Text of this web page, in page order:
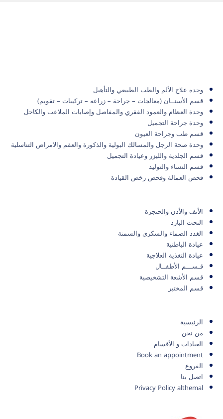
وحده علاج الألم والطب الطبيعي والتأهيل
قسم الأسنــان (معالجات – جراحة – زراعه – تركيبات – تقويم)
وحدة العظام والعمود الفقري والمفاصل وإصابات الملاعب والكاحل
وحدة جراحة التجميل
قسم طب وجراحة العيون
وحدة صحة الرجل والمسالك البولية والذكورة والعقم والامراض التناسلية
قسم الجلدية والليزر وعيادة التجميل
قسم النساء والتوليد
فحص العمالة وفحص رخص القيادة
الأنف والأذن والحنجرة
النحت البارد
الغدد الصماء والسكري والسمنة
عيادة الباطنية
عيادة التغذية العلاجية
قـســـم الأطفــال
قسم الأشعة التشخيصية
قسم المختبر
الرئيسية
من نحن
العيادات و الأقسام
Book an appointment
الفروع
اتصل بنا
Privacy Policy althemal